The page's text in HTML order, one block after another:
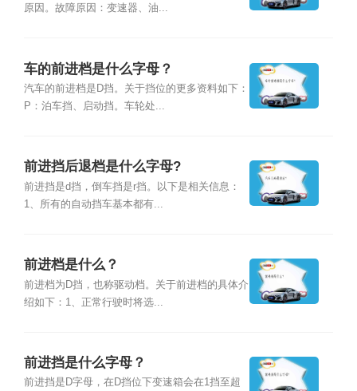
原因。故障原因：变速器、油...
车的前进档是什么字母？
汽车的前进档是D挡。关于挡位的更多资料如下：
P：泊车挡、启动挡。车轮处...
前进挡后退档是什么字母?
前进挡是d挡，倒车挡是r挡。以下是相关信息：
1、所有的自动挡车基本都有...
前进档是什么？
前进档为D挡，也称驱动档。关于前进档的具体介
绍如下：1、正常行驶时将选...
前进挡是什么字母？
前进挡是D字母，在D挡位下变速箱会在1挡至超